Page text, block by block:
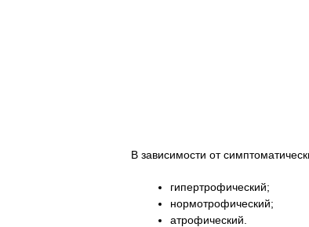
В зависимости от
гипертрофический;
нормотрофический;
атрофический.